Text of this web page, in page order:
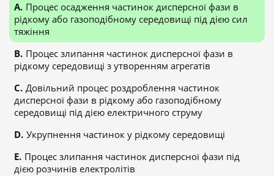
Процес осадження частинок дисперсної фази в
рідкому або газоподібному середовищі під дією сил
тяжіння
Процес злипання частинок дисперсної фази в
рідкому середовищі з утворенням агрегатів
Довільний процес роздроблення частинок
дисперсної фази в рідкому або газоподібному
середовищі під дією електричного струму
Укрупнення частинок у рідкому середовищі
Процес злипання частинок дисперсної фази під
дією розчинів електролітів